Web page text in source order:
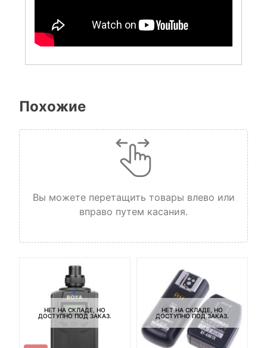
Похожие
Вы можете перетащить товары влево или
вправо путем касания.
НЕТ НА СКЛАДЕ, НО
ДОСТУПНО ПОД ЗАКАЗ.
НЕТ НА СКЛАДЕ, НО
ДОСТУПНО ПОД ЗАКАЗ.